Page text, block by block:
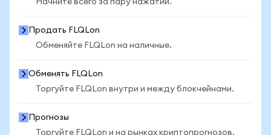
Начните всего за пару нажатий.
Продать FLQLon
Обменяйте FLQLon на наличные.
Обменять FLQLon
Торгуйте FLQLon внутри и между блокчейнами.
Прогнозы
Торгуйте FLQLon и на рынках криптопрогнозов.